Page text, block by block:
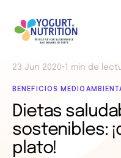
23 Jun 2020• 1 min de
BENEFICIOS
Dietas
sostenibles:
plato!